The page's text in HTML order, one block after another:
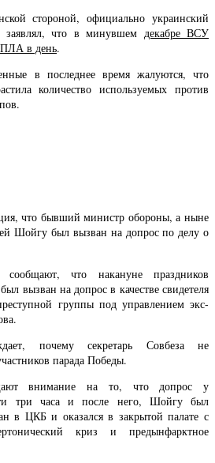
стороной, официально украинский
что в минувшем декабре ВСУ
в день.
в последнее время жалуются, что
количество используемых против
что бывший министр обороны, а ныне
Шойгу был вызван на допрос по делу о
сообщают, что накануне праздников
вызван на допрос в качестве свидетеля
группы под управлением экс-
почему секретарь Совбеза не
парада Победы.
внимание на то, что допрос у
три часа и после него, Шойгу был
в ЦКБ и оказался в закрытой палате с
криз и предынфарктное